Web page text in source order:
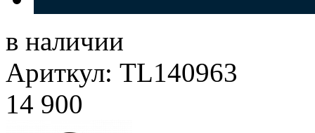
в наличии
Ариткул: TL140963
14 900